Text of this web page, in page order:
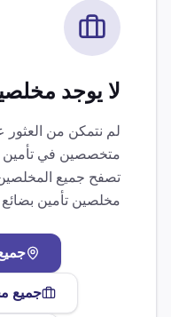
لا يوجد
لم نتمكن من
متخصصين في
تصفح جميع
مخلصين تأمين بضائع
جميع